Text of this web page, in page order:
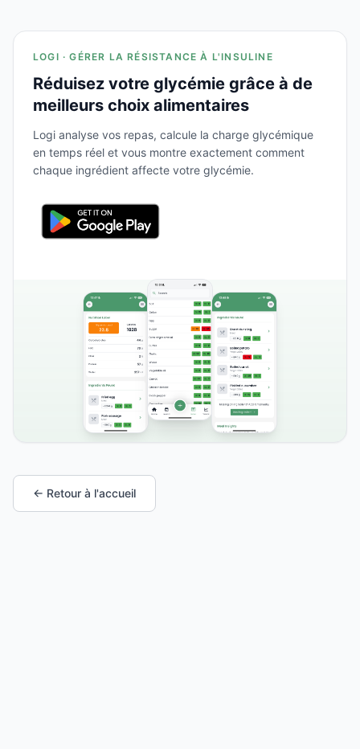
LOGI · GÉRER LA RÉSISTANCE À L'INSULINE
Réduisez votre glycémie grâce à de
meilleurs choix alimentaires
Logi analyse vos repas, calcule la charge glycémique
en temps réel et vous montre exactement comment
chaque ingrédient affecte votre glycémie.
← Retour à l'accueil